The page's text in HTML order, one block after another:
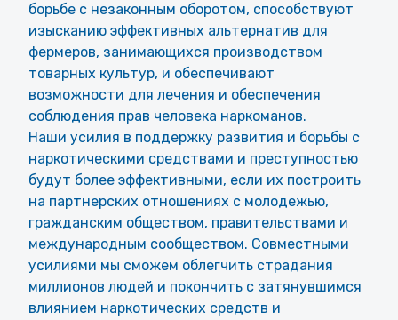
борьбе с незаконным оборотом, способствуют
изысканию эффективных альтернатив для
фермеров, занимающихся производством
товарных культур, и обеспечивают
возможности для лечения и обеспечения
соблюдения прав человека наркоманов.
Наши усилия в поддержку развития и борьбы с
наркотическими средствами и преступностью
будут более эффективными, если их построить
на партнерских отношениях с молодежью,
гражданским обществом, правительствами и
международным сообществом. Совместными
усилиями мы сможем облегчить страдания
миллионов людей и покончить с затянувшимся
влиянием наркотических средств и